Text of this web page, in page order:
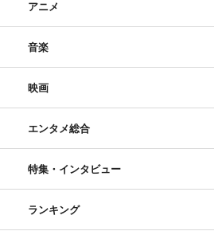
アニメ
音楽
映画
エンタメ総合
特集・インタビュー
ランキング